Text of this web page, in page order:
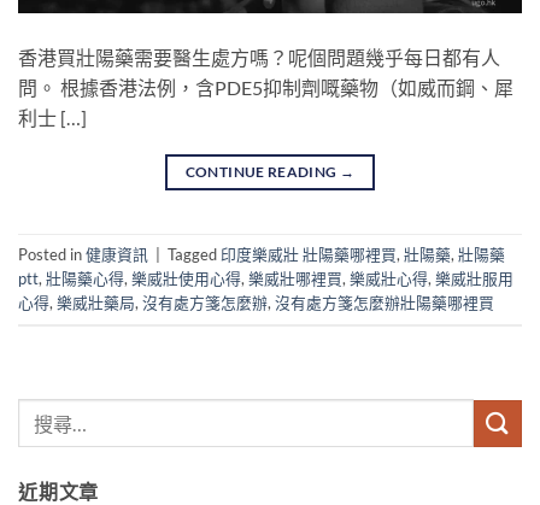
香港買壯陽藥需要醫生處方嗎？呢個問題幾乎每日都有人
問。 根據香港法例，含PDE5抑制劑嘅藥物（如威而鋼、犀
利士 […]
CONTINUE READING →
Posted in健康資訊 Tagged印度樂威壯 壯陽藥哪裡買,壯陽藥,壯陽藥
ptt,壯陽藥心得,樂威壯使用心得,樂威壯哪裡買,樂威壯心得,樂威壯服用
心得,樂威壯藥局,沒有處方箋怎麼辦,沒有處方箋怎麼辦壯陽藥哪裡買
近期文章